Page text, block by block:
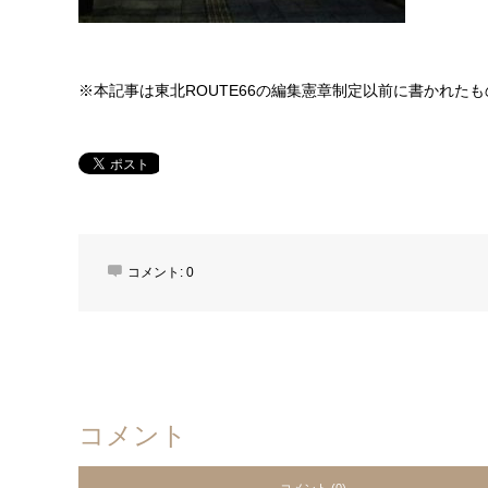
※本記事は東北ROUTE66の編集憲章制定以前に書かれたも
コメント: 0
コメント